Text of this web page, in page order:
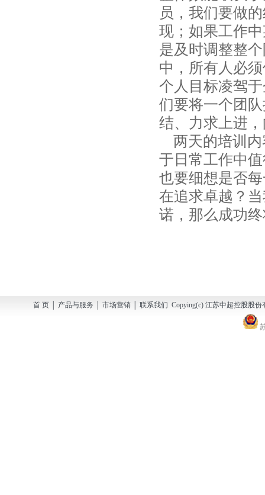
员，我们要做
现；如果工作
是及时调整整
中，所有人必
个人目标凌驾
们要将一个团
结、力求上进
两天的培训内
于日常工作中
也要细想是否
在追求卓越？
诺，那么成功
首 页 │ 产品与服务 │ 市场营销 │ 联系我们 Copying(c) 江苏中超控股股